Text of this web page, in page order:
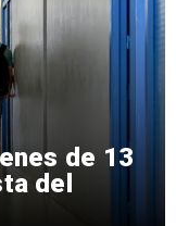
de 13
del